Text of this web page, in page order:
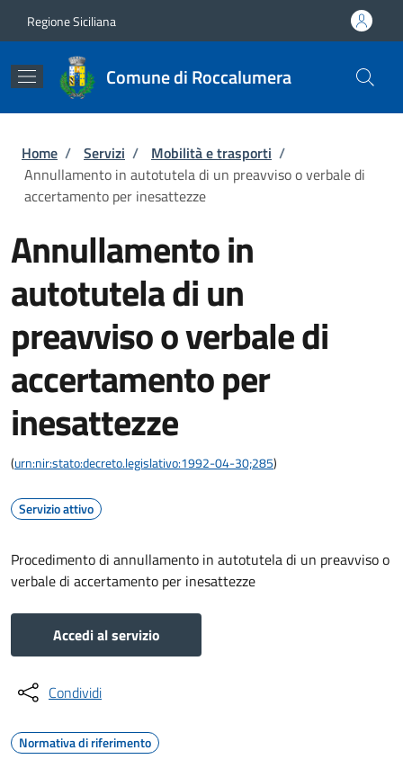
Regione Siciliana
Comune di Roccalumera
Briciole di pane
Home / Servizi / Mobilità e trasporti /
Annullamento in autotutela di un preavviso o verbale di
accertamento per inesattezze
Annullamento in
autotutela di un
preavviso o verbale di
accertamento per
inesattezze
(urn:nir:stato:decreto.legislativo:1992-04-30;285)
Servizio attivo
Procedimento di annullamento in autotutela di un preavviso o
verbale di accertamento per inesattezze
Accedi al servizio
Condividi
Normativa di riferimento